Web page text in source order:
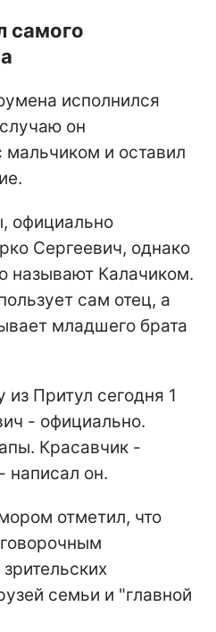
самого
исполнился
он
мальчиком и оставил
официально
Сергеевич, однако
называют Калачиком.
сам отец, а
младшего брата
Притул сегодня 1
- официально.
Красавчик -
написал он.
отметил, что
семьи и "главной